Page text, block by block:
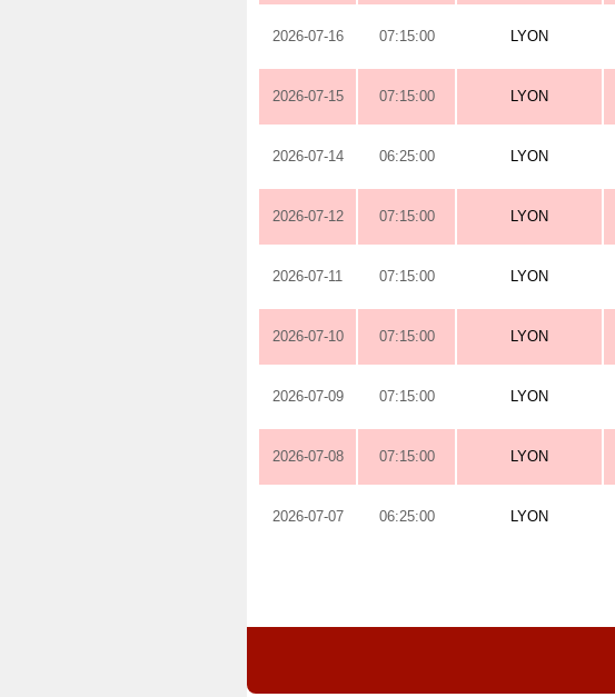
2026-07-16 07:15:00 LYON
2026-07-15 07:15:00 LYON
2026-07-14 06:25:00 LYON
2026-07-12 07:15:00 LYON
2026-07-11 07:15:00 LYON
2026-07-10 07:15:00 LYON
2026-07-09 07:15:00 LYON
2026-07-08 07:15:00 LYON
2026-07-07 06:25:00 LYON